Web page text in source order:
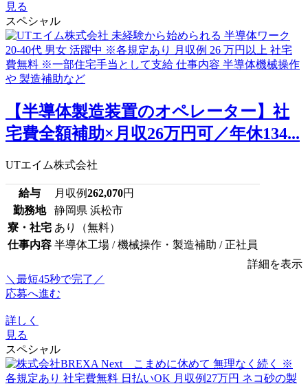
見る
スペシャル
【半導体製造装置のオペレーター】社
宅費全額補助×月収26万円可／年休134...
UTエイム株式会社
給与 月収例262,070円
勤務地
静岡県 浜松市
寮・社宅 あり（無料）
仕事内容 半導体工場 / 機械操作・製造補助 / 正社員
詳細を表示
＼最短45秒で完了／
応募へ進む
詳しく
見る
スペシャル